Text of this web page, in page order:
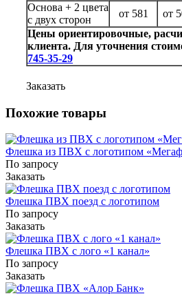
Основа + 2 цвета
с двух сторон
от 581 от
Цены ориентировочные,
клиента. Для уточнения
745-35-29
Заказать
Похожие товары
Флешка из ПВХ с логотипом
По запросу
Заказать
Флешка ПВХ поезд с логотипом
По запросу
Заказать
Флешка ПВХ с лого «1 канал»
По запросу
Заказать